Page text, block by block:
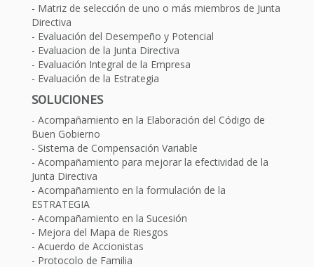
Matriz de selección de uno o más miembros de Junta
Directiva
Evaluación del Desempeño y Potencial
Evaluacion de la Junta Directiva
Evaluación Integral de la Empresa
Evaluación de la Estrategia
SOLUCIONES
Acompañamiento en la Elaboración del Código de
Buen Gobierno
Sistema de Compensación Variable
Acompañamiento para mejorar la efectividad de la
Junta Directiva
Acompañamiento en la formulación de la
ESTRATEGIA
Acompañamiento en la Sucesión
Mejora del Mapa de Riesgos
Acuerdo de Accionistas
Protocolo de Familia